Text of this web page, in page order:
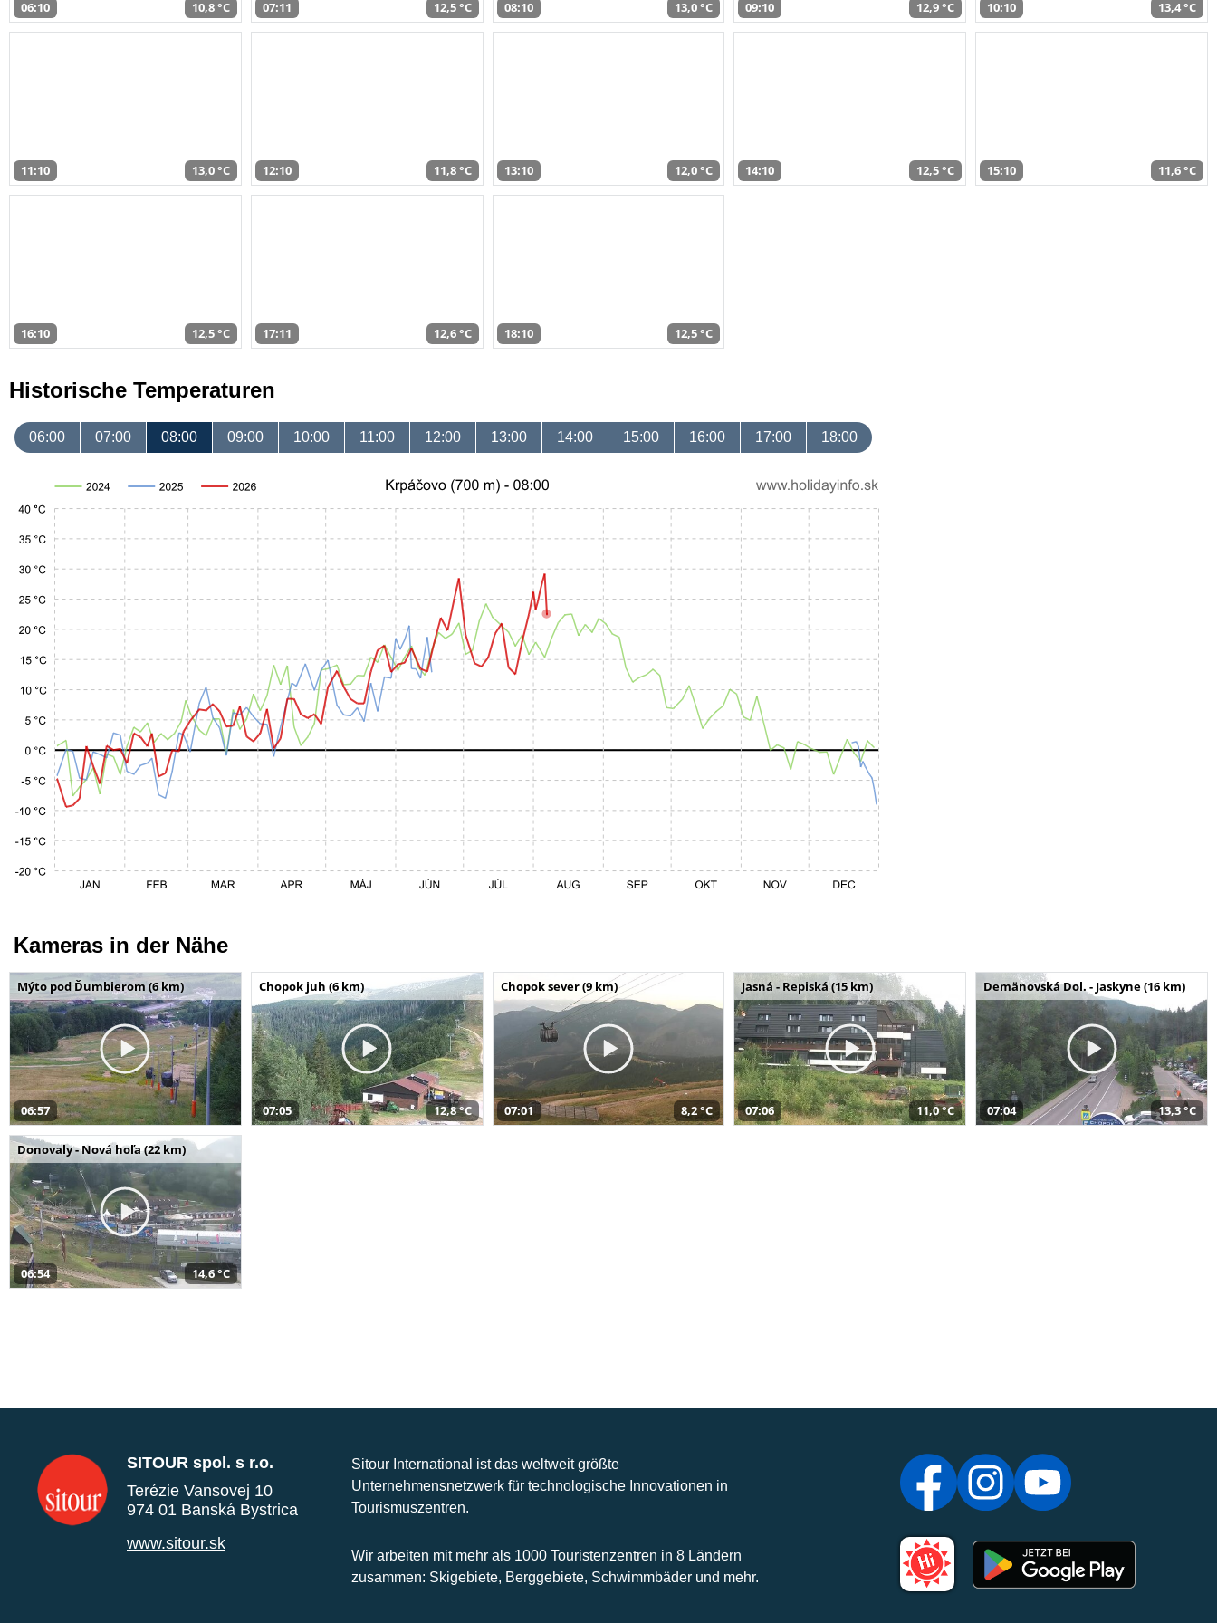
06:10 10,8 °C 07:11 12,5 °C 08:10 13,0 °C 09:10 12,9 °C 10:10 13,4 °C
11:10 13,0 °C 12:10 11,8 °C 13:10 12,0 °C 14:10 12,5 °C 15:10 11,6 °C
16:10 12,5 °C 17:11 12,6 °C 18:10 12,5 °C
Historische Temperaturen
06:00 07:00 08:00 09:00 10:00 11:00 12:00 13:00 14:00 15:00 16:00 17:00 18:00
Kameras in der Nähe
Mýto pod Ďumbierom (6 km)
06:57
Chopok juh (6 km)
07:05 12,8 °C
Chopok sever (9 km)
07:01 8,2 °C
Jasná - Repiská (15 km)
07:06 11,0 °C
Demänovská Dol. - Jaskyne (16 km)
07:04 13,3 °C
Donovaly - Nová hoľa (22 km)
06:54 14,6 °C
SITOUR spol. s r.o.
Terézie Vansovej 10
974 01 Banská Bystrica
www.sitour.sk
Sitour International ist das weltweit größte
Unternehmensnetzwerk für technologische Innovationen in
Tourismuszentren.
Wir arbeiten mit mehr als 1000 Touristenzentren in 8 Ländern
zusammen: Skigebiete, Berggebiete, Schwimmbäder und mehr.